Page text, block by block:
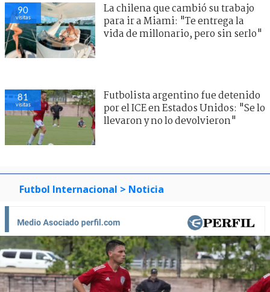
90
visitas
La chilena que cambió su trabajo
para ir a Miami: "Te entrega la
vida de millonario, pero sin serlo"
81
visitas
Futbolista argentino fue detenido
por el ICE en Estados Unidos: "Se lo
llevaron y no lo devolvieron"
Futbol Internacional > Noticia